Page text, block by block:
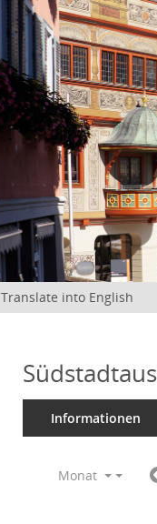
Translate into English
Informationen
Monat